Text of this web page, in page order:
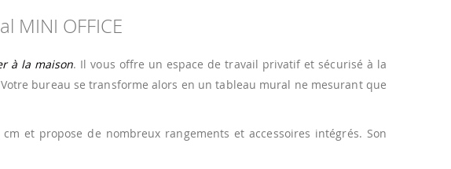
MINI OFFICE
à la maison. Il vous offre un espace de travail privatif et sécurisé à la
bureau se transforme alors en un tableau mural ne mesurant que
et propose de nombreux rangements et accessoires intégrés. Son